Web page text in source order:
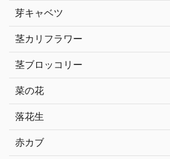
芽キャベツ
茎カリフラワー
茎ブロッコリー
菜の花
落花生
赤カブ